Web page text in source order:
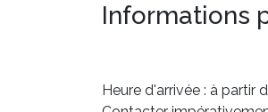
Informations
Heure d'arrivée : à partir